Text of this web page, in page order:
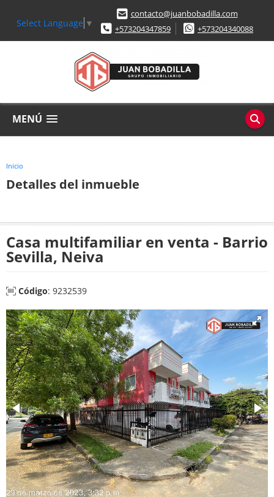
Select Language ▼
contacto@juanbobadilla.com
+573204347859
+573204340088
MENÚ
Inicio
Detalles del inmueble
Casa multifamiliar en venta - Barrio
Sevilla, Neiva
Código: 9232539